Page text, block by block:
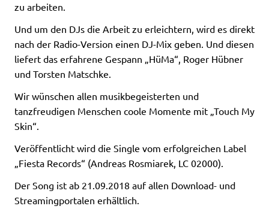
zu arbeiten.
Und um den DJs die Arbeit zu erleichtern, wird es direkt
nach der Radio-Version einen DJ-Mix geben. Und diesen
liefert das erfahrene Gespann „HüMa“, Roger Hübner
und Torsten Matschke.
Wir wünschen allen musikbegeisterten und
tanzfreudigen Menschen coole Momente mit „Touch My
Skin“.
Veröffentlicht wird die Single vom erfolgreichen Label
„Fiesta Records“ (Andreas Rosmiarek, LC 02000).
Der Song ist ab 21.09.2018 auf allen Download- und
Streamingportalen erhältlich.